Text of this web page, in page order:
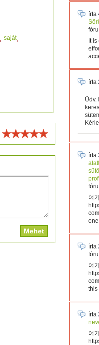
saját
írta
It
írta
Üdv.
írta
여
írta
여
this
írta
여